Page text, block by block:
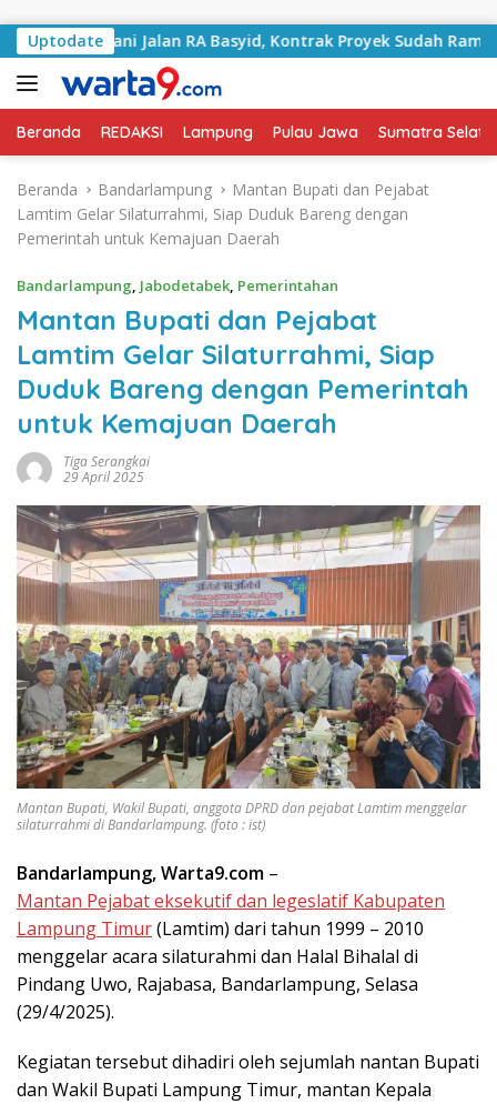
UptodateJalan RA Basyid, Kontrak Proyek Sudah Rampung
Beranda REDAKSI Lampung Pulau Jawa Sumatra
Beranda Bandarlampung
Mantan Bupati dan Pejabat
Lamtim Gelar Silaturrahmi, Siap Duduk Bareng dengan
Pemerintah untuk Kemajuan Daerah
Bandarlampung, Jabodetabek, Pemerintahan
Mantan Bupati dan Pejabat
Lamtim Gelar Silaturrahmi, Siap
Duduk Bareng dengan Pemerintah
untuk Kemajuan Daerah
Tiga Serangkai
29 April 2025
Mantan Bupati, Wakil Bupati, anggota DPRD dan pejabat Lamtim menggelar
silaturrahmi di Bandarlampung. (foto : ist)
Bandarlampung, Warta9.com –
Mantan Pejabat eksekutif dan legeslatif Kabupaten
Lampung Timur(Lamtim) dari tahun 1999 – 2010
menggelar acara silaturahmi dan Halal Bihalal di
Pindang Uwo, Rajabasa, Bandarlampung, Selasa
(29/4/2025).
Kegiatan tersebut dihadiri oleh sejumlah nantan Bupati
dan Wakil Bupati Lampung Timur, mantan Kepala